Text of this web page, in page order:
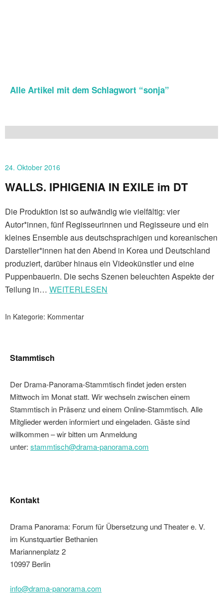
Alle Artikel mit dem Schlagwort “sonja”
24. Oktober 2016
WALLS. IPHIGENIA IN EXILE im DT
Die Produktion ist so aufwändig wie vielfältig: vier
Autor*innen, fünf Regisseurinnen und Regisseure und ein
kleines Ensemble aus deutschsprachigen und koreanischen
Darsteller*innen hat den Abend in Korea und Deutschland
produziert, darüber hinaus ein Videokünstler und eine
Puppenbauerin. Die sechs Szenen beleuchten Aspekte der
Teilung in… WEITERLESEN
In Kategorie: Kommentar
Stammtisch
Der Drama-Panorama-Stammtisch findet jeden ersten
Mittwoch im Monat statt. Wir wechseln zwischen einem
Stammtisch in Präsenz und einem Online-Stammtisch. Alle
Mitglieder werden informiert und eingeladen. Gäste sind
willkommen – wir bitten um Anmeldung
unter: stammtisch@drama-panorama.com
Kontakt
Drama Panorama: Forum für Übersetzung und Theater e. V.
im Kunstquartier Bethanien
Mariannenplatz 2
10997 Berlin
info@drama-panorama.com